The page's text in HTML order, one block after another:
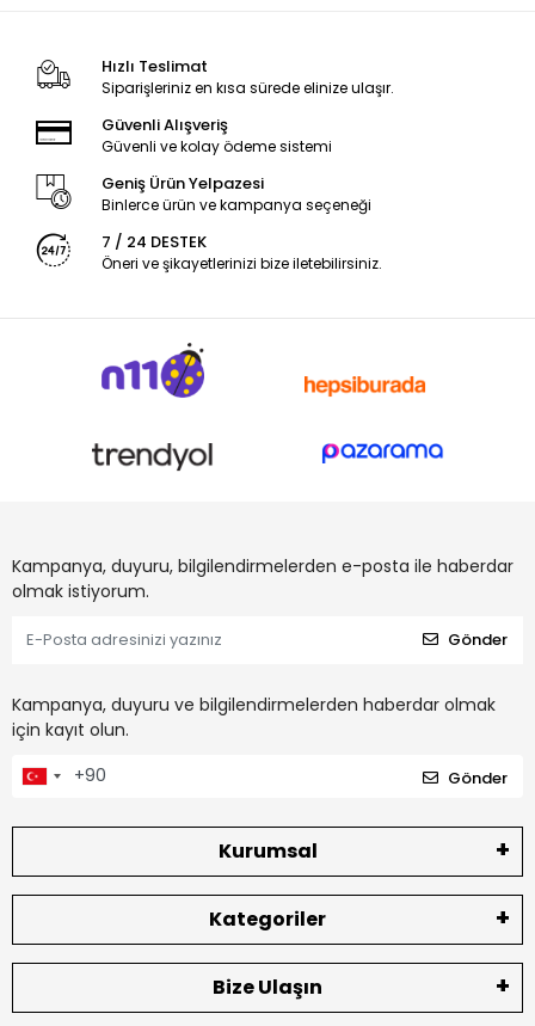
Hızlı Teslimat
Siparişleriniz en kısa sürede elinize ulaşır.
Güvenli Alışveriş
Güvenli ve kolay ödeme sistemi
Geniş Ürün Yelpazesi
Binlerce ürün ve kampanya seçeneği
7 / 24 DESTEK
Öneri ve şikayetlerinizi bize iletebilirsiniz.
Kampanya, duyuru, bilgilendirmelerden e-posta ile haberdar
olmak istiyorum.
Gönder
Kampanya, duyuru ve bilgilendirmelerden haberdar olmak
için kayıt olun.
Gönder
Kurumsal
Kategoriler
Bize Ulaşın